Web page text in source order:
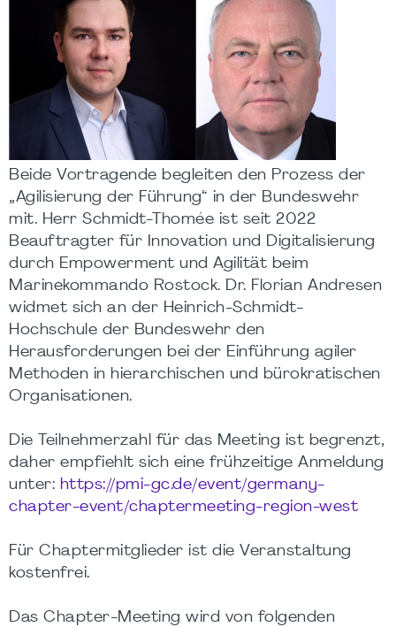
Beide Vortragende begleiten den Prozess der
„Agilisierung der Führung“ in der Bundeswehr
mit. Herr Schmidt-Thomée ist seit 2022
Beauftragter für Innovation und Digitalisierung
durch Empowerment und Agilität beim
Marinekommando Rostock. Dr. Florian Andresen
widmet sich an der Heinrich-Schmidt-
Hochschule der Bundeswehr den
Herausforderungen bei der Einführung agiler
Methoden in hierarchischen und bürokratischen
Organisationen.
Die Teilnehmerzahl für das Meeting ist begrenzt,
daher empfiehlt sich eine frühzeitige Anmeldung
unter: https://pmi-gc.de/event/germany-
chapter-event/chaptermeeting-region-west
Für Chaptermitglieder ist die Veranstaltung
kostenfrei.
Das Chapter-Meeting wird von folgenden